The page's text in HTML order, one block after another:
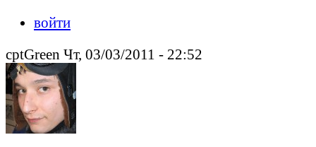
войти
cptGreen Чт, 03/03/2011 - 22:52